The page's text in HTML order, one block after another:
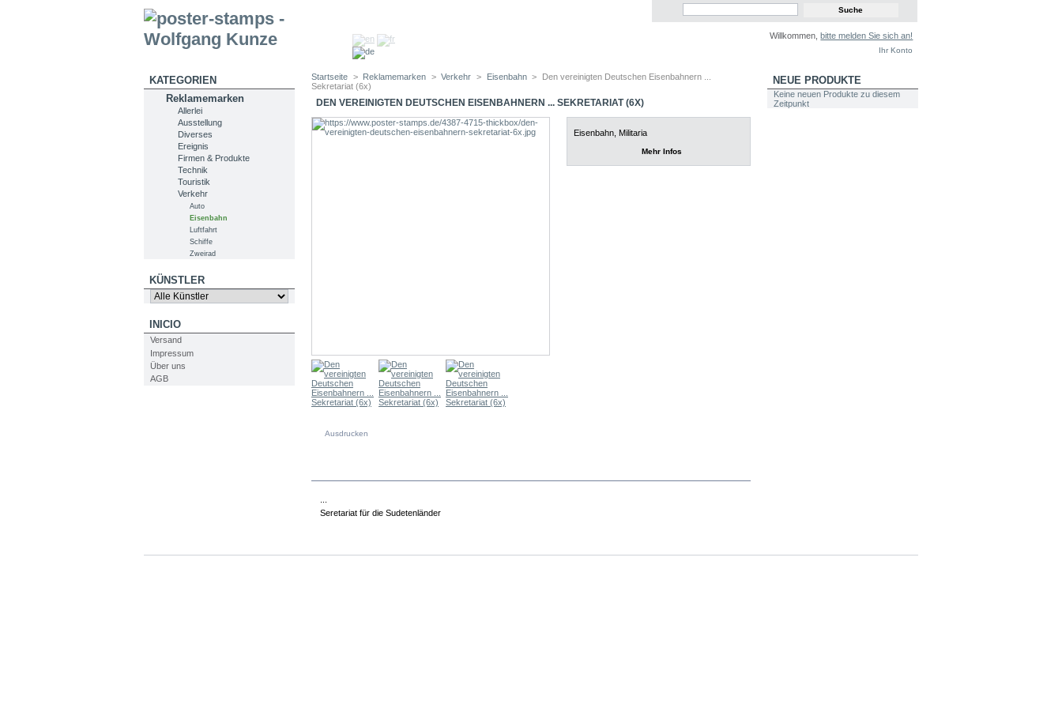
Willkommen,bitte melden Sie sich an!
Ihr Konto
KATEGORIEN
Reklamemarken
Allerlei
Ausstellung
Diverses
Ereignis
Firmen & Produkte
Technik
Touristik
Verkehr
Auto
Eisenbahn
Luftfahrt
Schiffe
Zweirad
KÜNSTLER
INICIO
Versand
Impressum
Über uns
AGB
Startseite > Reklamemarken > Verkehr > Eisenbahn >
Den vereinigten Deutschen Eisenbahnern ...
Sekretariat (6x)
DEN VEREINIGTEN DEUTSCHEN EISENBAHNERN ... SEKRETARIAT (6X)
Ausdrucken
Eisenbahn, Militaria
Mehr Infos
Seretariat für die Sudetenländer
NEUE PRODUKTE
Keine neuen Produkte zu diesem
Zeitpunkt